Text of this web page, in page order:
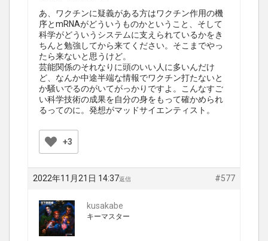
あ、ワクチンに疑義がある方はワクチン作用の機
序とmRNAがどういうものかということ、そして
科学がどういうシステムに支えられているかをき
ちんと勉強してから来てください。そこまでやっ
たら来ないと思うけど。
芸能関係のそれなりに頭のいい人に多いんだけ
ど、なんか中途半端な情報でワクチン打たないと
か騒いでるのがいてがっかりですよ。こんなすご
い科学技術の成果を自分の身をもって確かめられ
るってのに。発想がマッドサイエンティスト。
+3
2022年11月21日 14:37 #577
返信
kusakabe
キーマスター